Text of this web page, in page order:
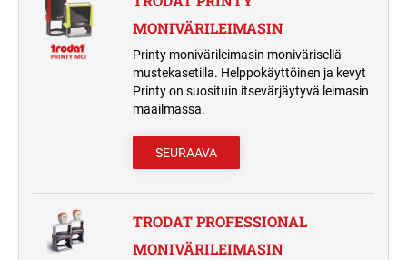
TRODAT CLASSIC NUMEROLEIMASIMET
PYÖREÄ PUUVARTINEN KUMILEIMASIN
TAPAHTUMALEIMASIMET
MUSTETYYNYT JA TARVIKKEET
VAIHTOMUSTETYYNYT PRINTY
LEIMASIMIIN
LEIMASINTYYNYT TRODAT PROFESSIONAL
VAIHTOMUSTETYYNYT COLOP
TRODAT LEIMASINMUSTEET
ITSELADOTTAVAT TEKSTILEIMASIMET
TYPOMATIC TARVIKKEET
PRINTY TYPOMATIC
PROFESSIONAL TYPOMATIC
PRINTY 4912 KAKSIVÄRISET
VAKIOLEIMASIMET
TRODAT PRINTY MONIVÄRILEIMASIN
TURVALEIMASIMET
MONIVÄRILEIMASIN
Printy monivärileimasin monivärisellä
mustekasetilla. Helppokäyttöinen ja kevyt
Printy on suosituin itsevärjäytyvä leimasin
maailmassa.
SEURAAVA
TRODAT PROFESSIONAL
MONIVÄRILEIMASIN